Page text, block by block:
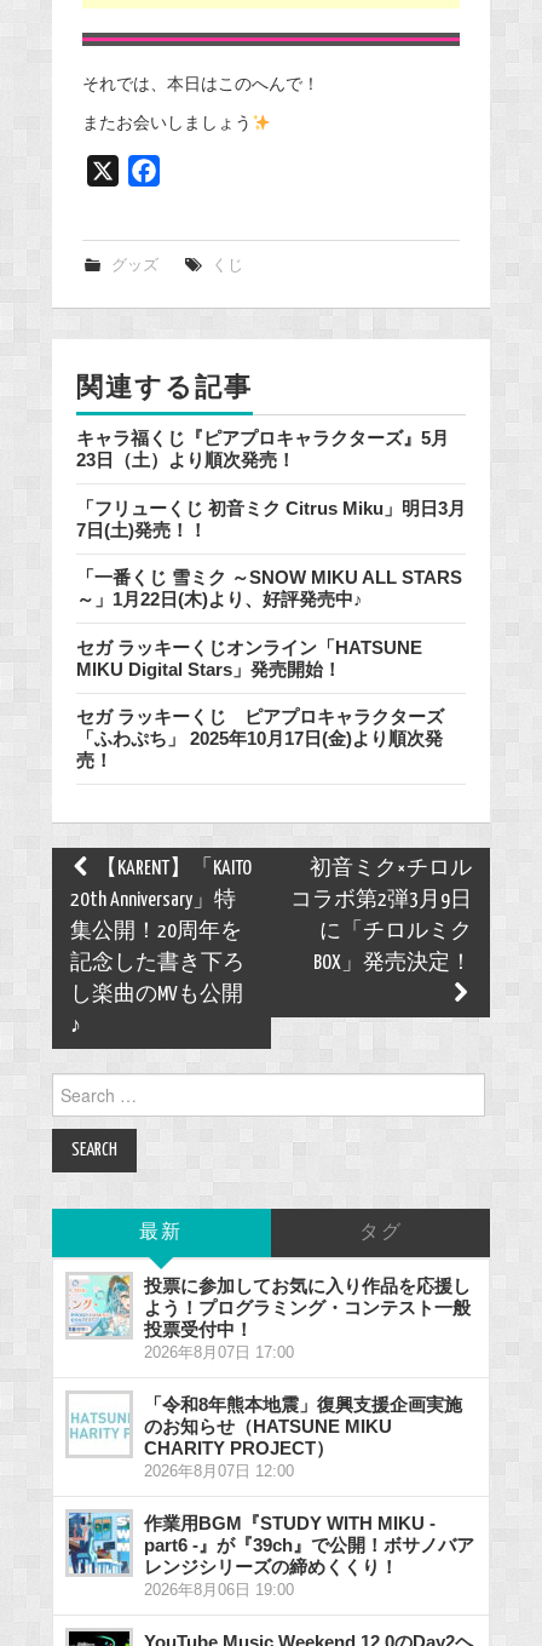
それでは、本日はこのへんで！
またお会いしましょう
k
グッズ くじ
関連する記事
キャラ福くじ『ピアプロキャラクターズ』5月
23日（土）より順次発売！
「フリューくじ 初音ミク Citrus Miku」明日3月
7日(土)発売！！
「一番くじ 雪ミク ～SNOW MIKU ALL STARS
～」1月22日(木)より、好評発売中♪
セガ ラッキーくじオンライン「HATSUNE
MIKU Digital Stars」発売開始！
セガ ラッキーくじ ピアプロキャラクターズ
「ふわぷち」 2025年10月17日(金)より順次発
売！
Post
navigation
【KARENT】「KAITO
20th Anniversary」特
集公開！20周年を
記念した書き下ろ
し楽曲のMVも公開
♪
初音ミク×チロル
コラボ第2弾3月9日
に「チロルミク
BOX」発売決定！
for:
最新 タグ
投票に参加してお気に入り作品を応援し
よう！プログラミング・コンテスト一般
投票受付中！
2026年8月07日 17:00
「令和8年熊本地震」復興支援企画実施
のお知らせ（HATSUNE MIKU
CHARITY PROJECT）
2026年8月07日 12:00
作業用BGM『STUDY WITH MIKU -
part6 -』が『39ch』で公開！ボサノバア
レンジシリーズの締めくくり！
2026年8月06日 19:00
YouTube Music Weekend 12.0のDay2ヘ